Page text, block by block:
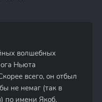
волшебных
Ньюта
всего, он отбыл
не немаг (так в
по имени Якоб,